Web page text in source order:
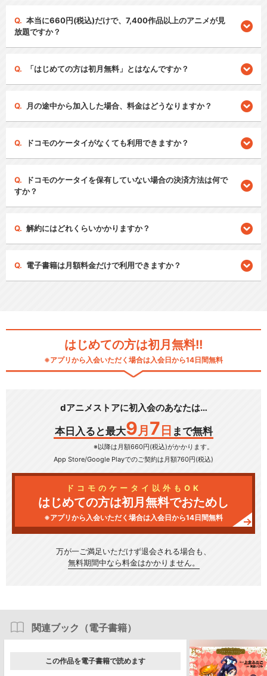
本当に660円(税込)だけで、7,400作品以上のアニメが見
放題ですか？
「はじめての方は初月無料」とはなんですか？
月の途中から加入した場合、料金はどうなりますか？
ドコモのケータイがなくても利用できますか？
ドコモのケータイを保有していない場合の決済方法は何で
すか？
解約にはどれくらいかかりますか？
電子書籍は月額料金だけで利用できますか？
はじめての方は初月無料!!
※アプリから入会いただく場合は入会日から14日間無料
dアニメストアに初入会のあなたは…
本日入ると最大9 月 7 日 まで無料
※以降は月額660円(税込)がかかります。
App Store/Google Playでのご契約は月額760円(税込)
ドコモのケータイ以外もOK
はじめての方は初月無料でおためし
※アプリから入会いただく場合は入会日から14日間無料
万が一ご満足いただけず退会される場合も、
無料期間中なら料金はかかりません。
関連ブック（電子書籍）
この作品を電子書籍で読めます